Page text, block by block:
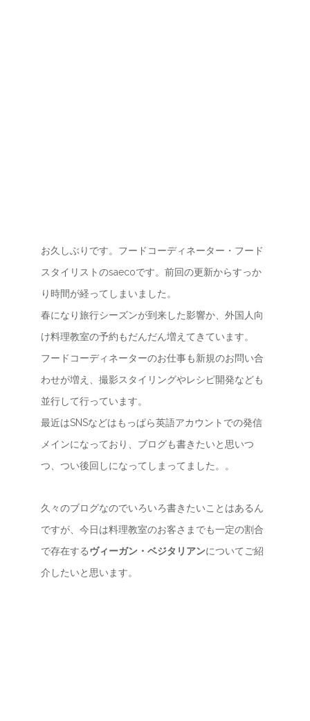
お久しぶりです。フードコーディネーター・フード
スタイリストのsaecoです。前回の更新からすっか
り時間が経ってしまいました。
春になり旅行シーズンが到来した影響か、外国人向
け料理教室の予約もだんだん増えてきています。
フードコーディネーターのお仕事も新規のお問い合
わせが増え、撮影スタイリングやレシピ開発なども
並行して行っています。
最近はSNSなどはもっぱら英語アカウントでの発信
メインになっており、ブログも書きたいと思いつ
つ、つい後回しになってしまってました。。
久々のブログなのでいろいろ書きたいことはあるん
ですが、今日は料理教室のお客さまでも一定の割合
で存在するヴィーガン・ベジタリアンについてご紹
介したいと思います。